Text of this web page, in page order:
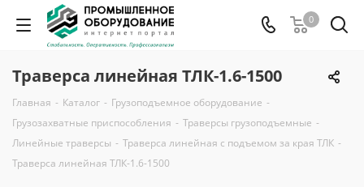
0
Траверса линейная ТЛК-1.6-1500
Главная - Каталог - Грузоподъемное оборудование -
Грузозахватные приспособления - Траверсы грузоподъемные -
Линейные траверсы - Траверса линейная с подъемом за края ТЛК -
Траверса линейная ТЛК-1.6-1500